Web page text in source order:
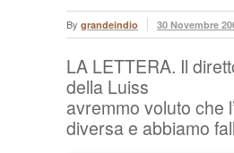
By grandeindio 30 Novembre
LA LETTERA. Il
della Luiss
avremmo voluto che
diversa e abbiamo